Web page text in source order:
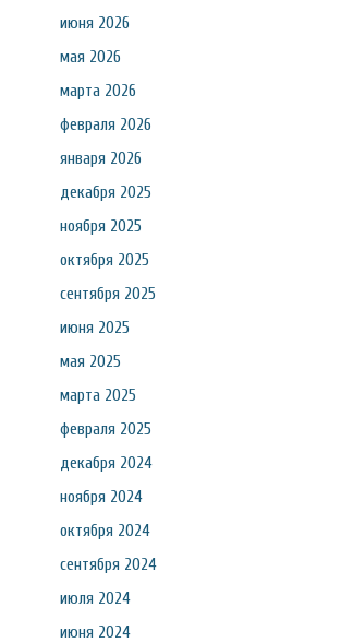
июня 2026
мая 2026
марта 2026
февраля 2026
января 2026
декабря 2025
ноября 2025
октября 2025
сентября 2025
июня 2025
мая 2025
марта 2025
февраля 2025
декабря 2024
ноября 2024
октября 2024
сентября 2024
июля 2024
июня 2024